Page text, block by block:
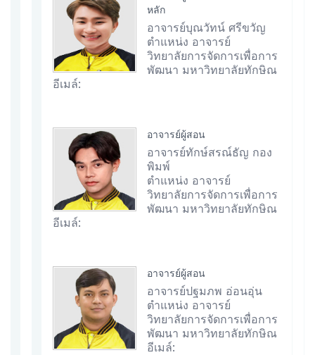
หลัก
อาจารย์บุณวัทน์ ศรีขวัญ
ตำแหน่ง อาจารย์
วิทยาลัยการจัดการเพื่อการ
พัฒนา มหาวิทยาลัยทักษิณ
อีเมล์:
อาจารย์ผู้สอน
อาจารย์ทักษ์สรณ์ธัญ กอง
พิมพ์
ตำแหน่ง อาจารย์
วิทยาลัยการจัดการเพื่อการ
พัฒนา มหาวิทยาลัยทักษิณ
อีเมล์:
อาจารย์ผู้สอน
อาจารย์ปฐมภพ อ่อนอุ่น
ตำแหน่ง อาจารย์
วิทยาลัยการจัดการเพื่อการ
พัฒนา มหาวิทยาลัยทักษิณ
อีเมล์: